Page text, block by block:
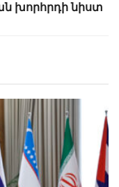
խորհրդի նիստ